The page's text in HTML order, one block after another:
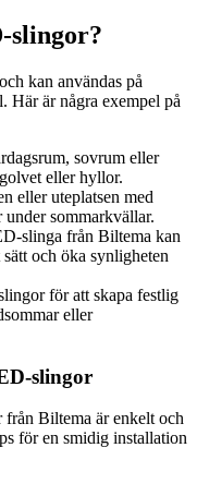
slingor?
kan användas på
Här är några exempel på
sovrum eller
eller hyllor.
eller uteplatsen med
sommarkvällar.
slinga från Biltema kan
och öka synligheten
för att skapa festlig
eller
slingor
Biltema är enkelt och
för en smidig installation